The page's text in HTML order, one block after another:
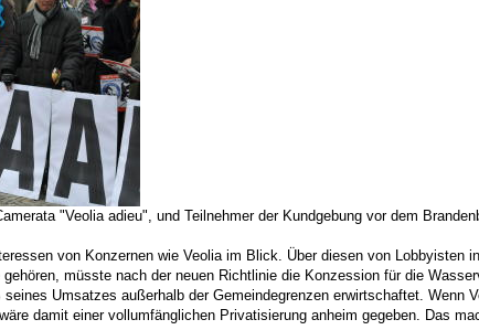
"Veolia adieu", und Teilnehmer der Kundgebung vor dem
von Konzernen wie Veolia im Blick. Über diesen von
müsste nach der neuen Richtlinie die Konzession für die
Umsatzes außerhalb der Gemeindegrenzen erwirtschaftet. Wenn
damit einer vollumfänglichen Privatisierung anheim gegeben. Das